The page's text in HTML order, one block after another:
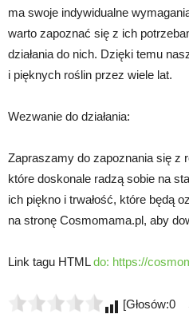
ma swoje indywidualne
warto zapoznać się z ich
działania do nich. Dzięki temu
i pięknych roślin przez wiele lat.
Wezwanie do działania:
Zapraszamy do zapoznania się z
które doskonale radzą sobie na
ich piękno i trwałość, które będą
na stronę Cosmomama.pl, aby
Link tagu HTMLdo: https://
[Głosów:0